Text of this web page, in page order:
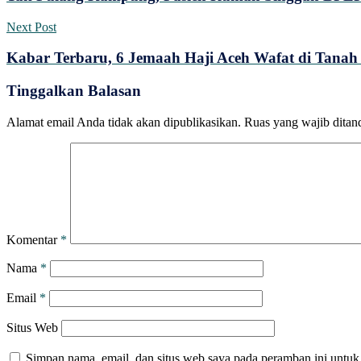
Next Post
Kabar Terbaru, 6 Jemaah Haji Aceh Wafat di Tanah
Tinggalkan Balasan
Alamat email Anda tidak akan dipublikasikan. Ruas yang wajib
Komentar *
Nama *
Email *
Situs Web
Simpan nama, email, dan situs web saya pada peramban ini